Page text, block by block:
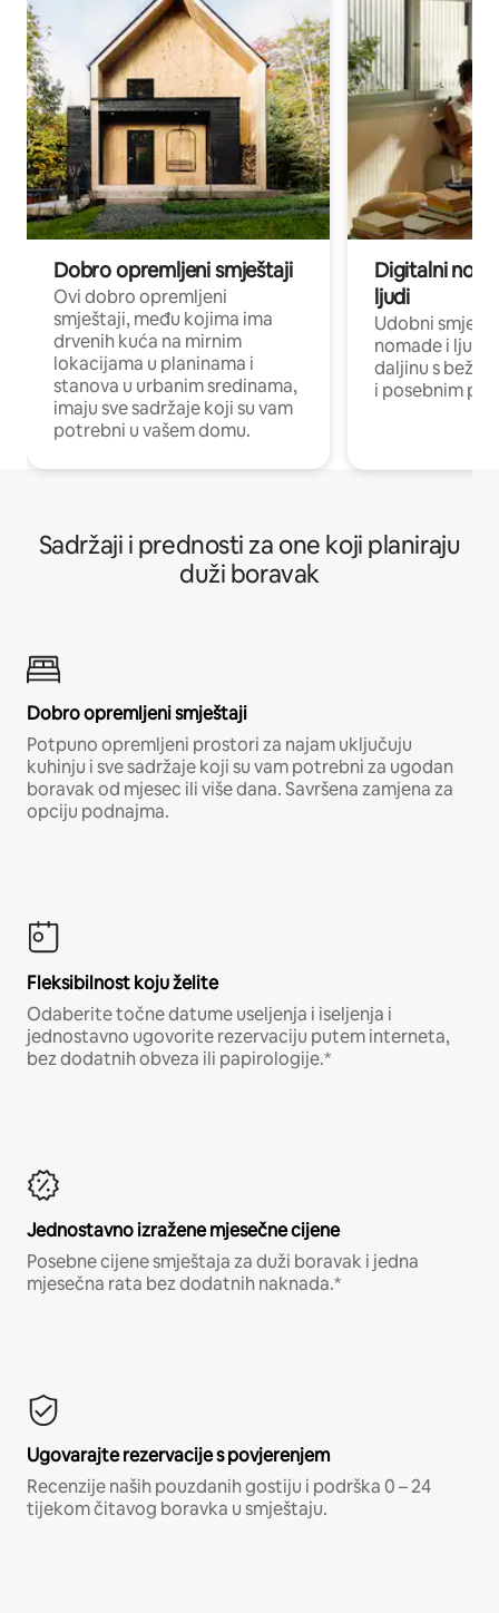
Dobro opremljeni smještaji
Ovi dobro opremljeni
smještaji, među kojima ima
drvenih kuća na mirnim
lokacijama u planinama i
stanova u urbanim sredinama,
imaju sve sadržaje koji su vam
potrebni u vašem domu.
Digitalni
ljudi
Udobni
nomade i ljude
daljinu s
i posebnim
Sadržaji i prednosti za one koji planiraju
duži boravak
Dobro opremljeni smještaji
Potpuno opremljeni prostori za najam uključuju
kuhinju i sve sadržaje koji su vam potrebni za ugodan
boravak od mjesec ili više dana. Savršena zamjena za
opciju podnajma.
Fleksibilnost koju želite
Odaberite točne datume useljenja i iseljenja i
jednostavno ugovorite rezervaciju putem interneta,
bez dodatnih obveza ili papirologije.*
Jednostavno izražene mjesečne cijene
Posebne cijene smještaja za duži boravak i jedna
mjesečna rata bez dodatnih naknada.*
Ugovarajte rezervacije s povjerenjem
Recenzije naših pouzdanih gostiju i podrška 0 – 24
tijekom čitavog boravka u smještaju.